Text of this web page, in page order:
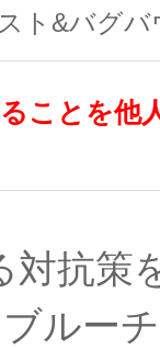
ト&バグバ
ことを
抗策
ルー